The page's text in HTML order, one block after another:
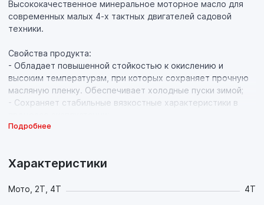
Высококачественное минеральное моторное масло для
современных малых 4-х тактных двигателей садовой
техники.
Свойства продукта:
- Обладает повышенной стойкостью к окислению и
высоким температурам, при которых сохраняет прочную
масляную пленку. Обеспечивает холодные пуски зимой;
- Сохраняет стабильные вязкостные характеристики в
- Современный пакет присадок и высокоочищенная
температурах и нагрузках, предотвращает образование
соплах и отложений в картере, что увеличивает срок
Подробнее
Характеристики
Мото, 2Т, 4Т 4T